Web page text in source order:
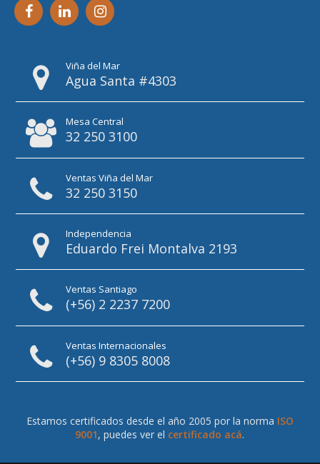
Viña del Mar
Agua Santa #4303
Mesa Central
32 250 3100
Ventas Viña del Mar
32 250 3150
Independencia
Eduardo Frei Montalva 2193
Ventas Santiago
(+56) 2 2237 7200
Ventas Internacionales
(+56) 9 8305 8008
Estamos certificados desde el año 2005 por la norma ISO
9001, puedes ver el certificado acá.